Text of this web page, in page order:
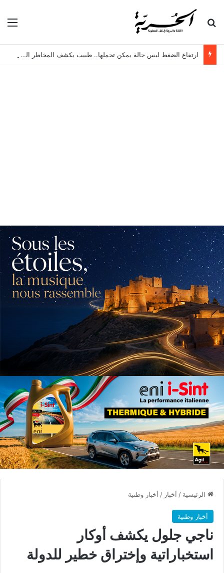
بحث عن
ارتفاع الضغط ليس حالة يمكن تحملها.. طبيب يكشف المخاطر الخفية
الرئيسية / أخبار / أخبار وطنية
أخبار وطنية
ناجي جلول يكشف أوكار
استخباراتية وإختراق خطير للدولة